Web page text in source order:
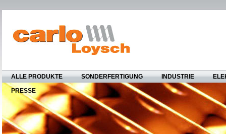
ALLE PRODUKTE SONDERFERTIGUNG INDUSTRIE
PRESSE